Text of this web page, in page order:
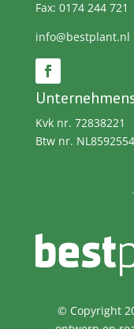
Fax: 0174 244 721
info@bestplant.nl
Kvk nr. 72838221
Btw nr.
© Copyright